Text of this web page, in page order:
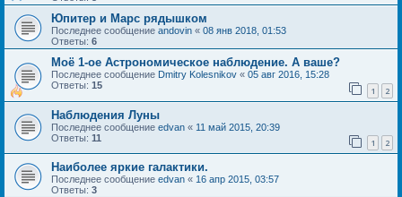
Юпитер и Марс рядышком
Последнее сообщение andovin « 08 янв 2018, 01:53
Ответы: 6
Моё 1-ое Астрономическое наблюдение. А ваше?
Последнее сообщение Dmitry Kolesnikov « 05 авг 2016, 15:28
Ответы: 15 1 2
Наблюдения Луны
Последнее сообщение edvan « 11 май 2015, 20:39
Ответы: 11 1 2
Наиболее яркие галактики.
Последнее сообщение edvan « 16 апр 2015, 03:57
Ответы: 3